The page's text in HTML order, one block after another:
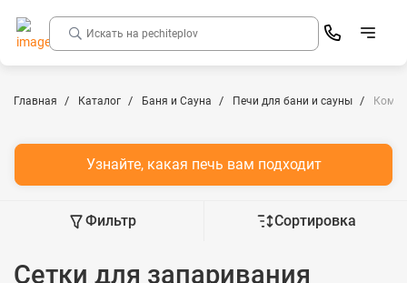
Главная Каталог Баня и Сауна Печи для бани и сауны
Узнайте, какая печь вам подходит
Фильтр Сортировка
Сетки для запаривания